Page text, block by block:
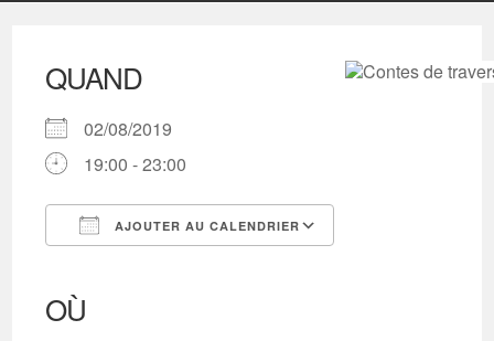
QUAND
02/08/2019
19:00 - 23:00
AJOUTER AU CALENDRIER
OÙ